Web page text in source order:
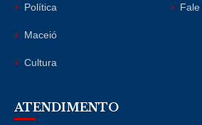
Política
Maceió
Cultura
ATENDIMENTO